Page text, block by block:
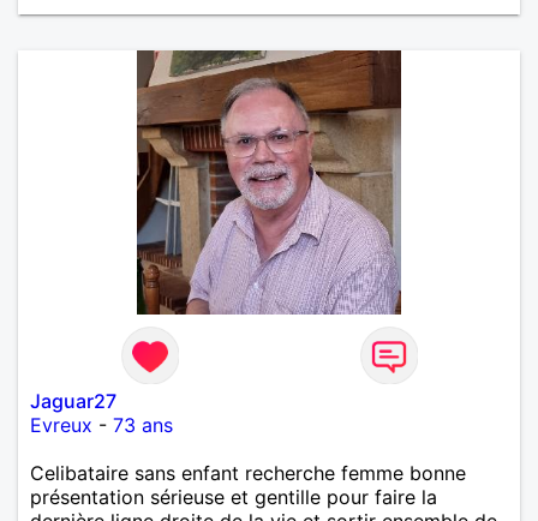
Jaguar27
Evreux - 73 ans
Celibataire sans enfant recherche femme bonne
présentation sérieuse et gentille pour faire la